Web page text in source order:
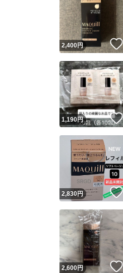
2,400円
1,190円
2,830円
2,600円